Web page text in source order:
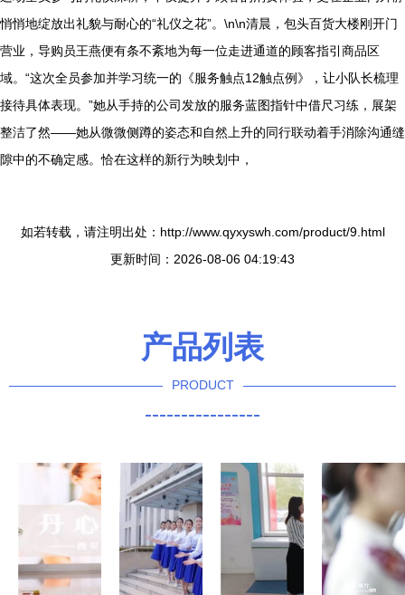
悄悄地绽放出礼貌与耐心的“礼仪之花”。\n\n清晨，包头百货大楼刚开门
营业，导购员王燕便有条不紊地为每一位走进通道的顾客指引商品区
域。“这次全员参加并学习统一的《服务触点12触点例》，让小队长梳理
接待具体表现。”她从手持的公司发放的服务蓝图指针中借尺习练，展架
整洁了然——她从微微侧蹲的姿态和自然上升的同行联动着手消除沟通缝
隙中的不确定感。恰在这样的新行为映划中，
如若转载，请注明出处：http://www.qyxyswh.com/product/9.html
更新时间：2026-08-06 04:19:43
产品列表
PRODUCT
----------------